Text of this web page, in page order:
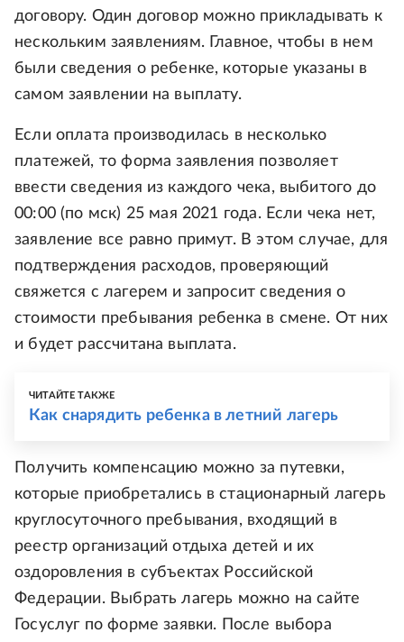
договору. Один договор можно прикладывать к
нескольким заявлениям. Главное, чтобы в нем
были сведения о ребенке, которые указаны в
самом заявлении на выплату.
Если оплата производилась в несколько
платежей, то форма заявления позволяет
ввести сведения из каждого чека, выбитого до
00:00 (по мск) 25 мая 2021 года. Если чека нет,
заявление все равно примут. В этом случае, для
подтверждения расходов, проверяющий
свяжется с лагерем и запросит сведения о
стоимости пребывания ребенка в смене. От них
и будет рассчитана выплата.
ЧИТАЙТЕ ТАКЖЕ
Как снарядить ребенка в летний лагерь
Получить компенсацию можно за путевки,
которые приобретались в стационарный лагерь
круглосуточного пребывания, входящий в
реестр организаций отдыха детей и их
оздоровления в субъектах Российской
Федерации. Выбрать лагерь можно на сайте
Госуслуг по форме заявки. После выбора